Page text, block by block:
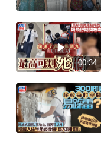
00:34